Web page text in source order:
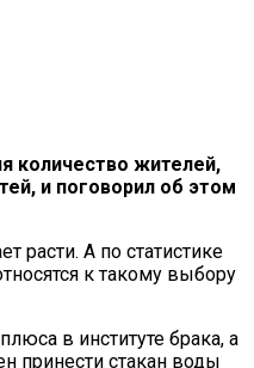
количество жителей,
и поговорил об этом
расти. А по статистике
к такому выбору
в институте брака, а
принести стакан воды